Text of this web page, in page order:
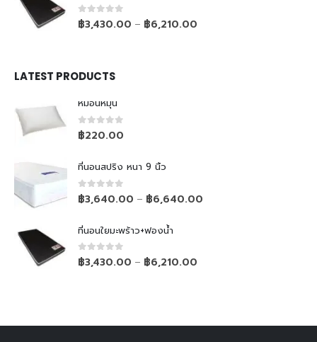
0out of 5
฿3,430.00 – ฿6,210.00
LATEST PRODUCTS
หมอนหมุน
0out of 5
฿220.00
ที่นอนสปริง หนา 9 นิ้ว
0out of 5
฿3,640.00 – ฿6,640.00
ที่นอนใยมะพร้าว+ฟองน้ำ
0out of 5
฿3,430.00 – ฿6,210.00